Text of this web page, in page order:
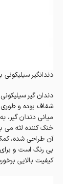
دندانگیر سیلیکونی
شفاف بوده و
میانی دندان گیر،
خنک کننده لثه می
آن طراحی شده،
بی رنگ است و
کیفیت بالایی